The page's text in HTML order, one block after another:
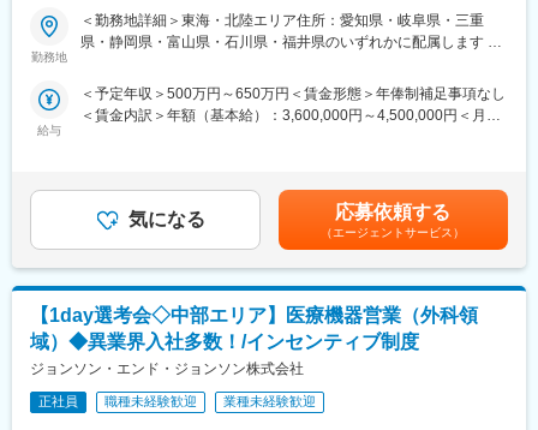
期社員と支えあいながら習得することが可能です。
※配属先は入社後に確定する予定です。
また、配属後も一人ひとりの知識とスキルアップのために様々な
■明確な評価制度／やりがいや努力がきちんと報われる報酬制度
■豊富なキャリアプランとサポート体制
志向性やその時の環境に応じて「特定の領域で専門性を高める」
「幅広い疾患をカバーできるオールラウンダーになる」「本社部
門（マネージャー、研修部門など）へのキャリアチェンジ」など
幅広いキャリアプランがあります。
また、弊社のマネージャーのほとんどは、MRからキャリアチェン
ジしたメンバーです。担当マネージャーが定期的に面談を行い、
分からないことやキャリアに関してサポートします。
■ 仕事概要
未経験から、医療業界の専門職であるMR（医薬情報担当者）とし
当社は製薬・医療機器メーカーの営業業務を担う
「CSO（Contract Sales Organization）」で、多くの未経験者が
医師などに提案するため、市場では需要が高まり、希少性も増し
ています。
・MRとは
主に医師や薬剤師等へ、担当製品の情報提供を行います。担当施
設の患者様に応じた情報提供や、担当製品の処方後の情報収集を
行います。
※MRだけでなく、医療機器営業職としてアサインされる可能性も
ございます。
勤務地
＜勤務地詳細＞東海・北陸エリア住所：愛知県・岐阜県・三重
県・静岡県・富山県・石川県・福井県のいずれかに配属します 受
給与
＜予定年収＞500万円～650万円＜賃金形態＞年俸制補足事項なし
＜賃金内訳＞年額（基本給）：3,600,000円～4,500,000円＜月額
動・四半期一時金：10万円（四半期に1回、10万円程度支給）※た
だし支給条件有。他、永続勤務報奨金（3年勤務5万円支給、5年
勤務10万円…）ございます。賃金はあくまでも目安の金額であ
り、選考を通じて上下する可能性があります。月給(月額)は固定手
当を含めた表記です。
気になる 応募依頼する
（エージェントサービス）
【1day選考会◇中部エリア】医療機器営業（外科領
域）◆異業界入社多数！/インセンティブ制度
ジョンソン・エンド・ジョンソン株式会社
正社員 職種未経験歓迎 業種未経験歓迎